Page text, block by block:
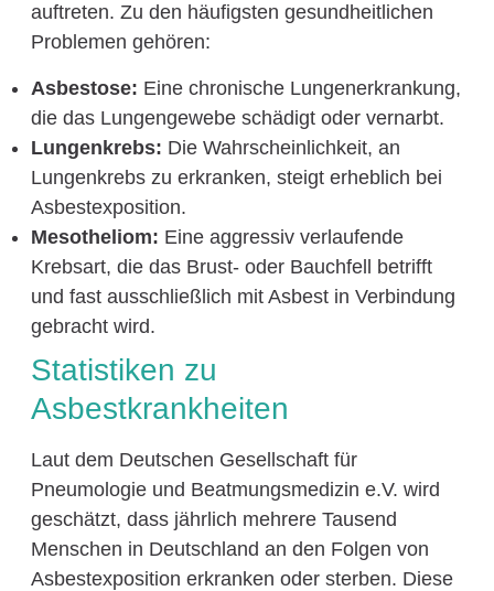
auftreten. Zu den häufigsten gesundheitlichen
Problemen gehören:
Asbestose: Eine chronische Lungenerkrankung,
die das Lungengewebe schädigt oder vernarbt.
Lungenkrebs: Die Wahrscheinlichkeit, an
Lungenkrebs zu erkranken, steigt erheblich bei
Asbestexposition.
Mesotheliom: Eine aggressiv verlaufende
Krebsart, die das Brust- oder Bauchfell betrifft
und fast ausschließlich mit Asbest in Verbindung
gebracht wird.
Statistiken zu
Asbestkrankheiten
Laut dem Deutschen Gesellschaft für
Pneumologie und Beatmungsmedizin e.V. wird
geschätzt, dass jährlich mehrere Tausend
Menschen in Deutschland an den Folgen von
Asbestexposition erkranken oder sterben. Diese